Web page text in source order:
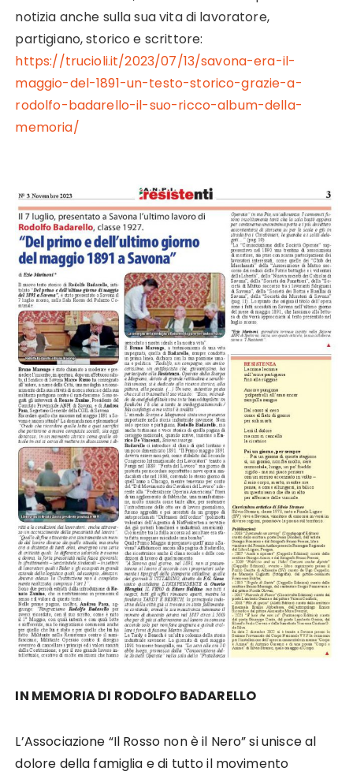
notizia anche sulla sua vita di lavoratore,
partigiano, storico e scrittore:
https://trucioli.it/2023/07/13/savona-era-il-
maggio-del-1891-un-testo-storico-grazie-a-
rodolfo-badarello-il-suo-ricco-album-della-
memoria/
IN MEMORIA DI RODOLFO BADARELLO
L’Associazione “Il Rosso non è il Nero” si unisce al
dolore della famiglia e di tutto il movimento